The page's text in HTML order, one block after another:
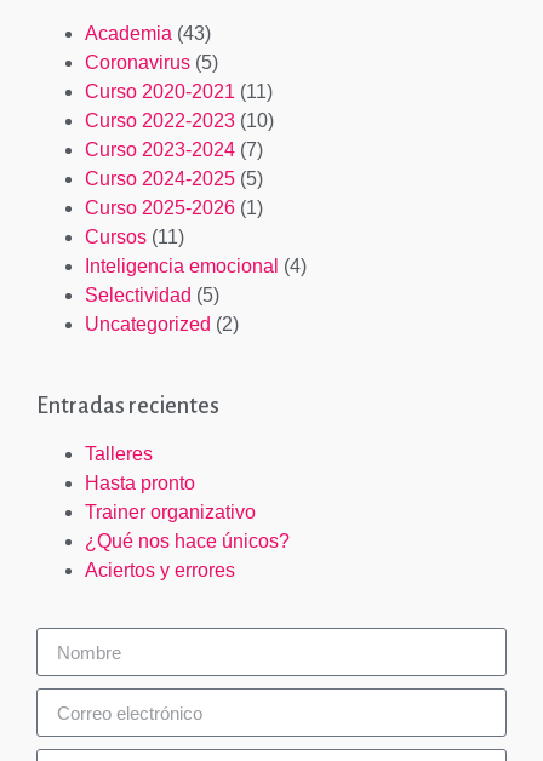
Academia (43)
Coronavirus (5)
Curso 2020-2021 (11)
Curso 2022-2023 (10)
Curso 2023-2024 (7)
Curso 2024-2025 (5)
Curso 2025-2026 (1)
Cursos (11)
Inteligencia emocional (4)
Selectividad (5)
Uncategorized (2)
Entradas recientes
Talleres
Hasta pronto
Trainer organizativo
¿Qué nos hace únicos?
Aciertos y errores